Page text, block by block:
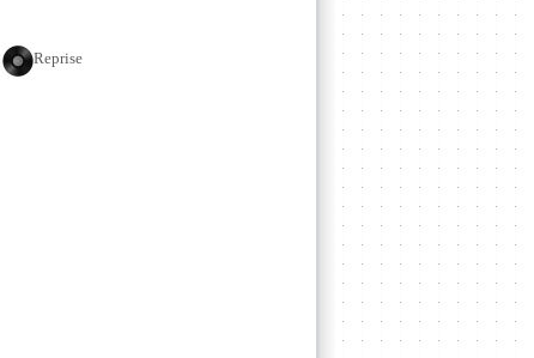
Reprise